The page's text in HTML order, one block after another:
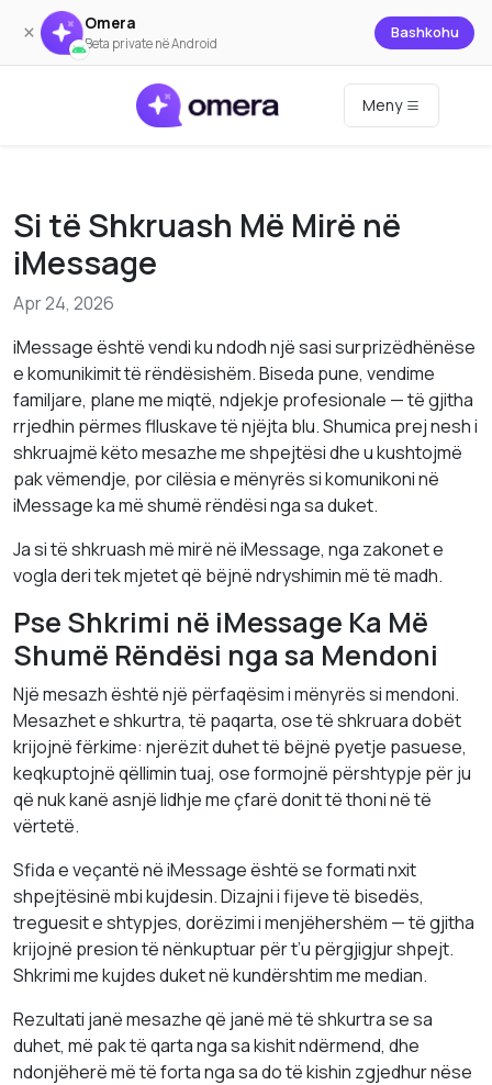
× Omera
Beta private në Android
Bashkohu
Meny
Si të Shkruash Më Mirë në
iMessage
Apr 24, 2026
iMessage është vendi ku ndodh një sasi surprizëdhënëse
e komunikimit të rëndësishëm. Biseda pune, vendime
familjare, plane me miqtë, ndjekje profesionale — të gjitha
rrjedhin përmes flluskave të njëjta blu. Shumica prej nesh i
shkruajmë këto mesazhe me shpejtësi dhe u kushtojmë
pak vëmendje, por cilësia e mënyrës si komunikoni në
iMessage ka më shumë rëndësi nga sa duket.
Ja si të shkruash më mirë në iMessage, nga zakonet e
vogla deri tek mjetet që bëjnë ndryshimin më të madh.
Pse Shkrimi në iMessage Ka Më
Shumë Rëndësi nga sa Mendoni
Një mesazh është një përfaqësim i mënyrës si mendoni.
Mesazhet e shkurtra, të paqarta, ose të shkruara dobët
krijojnë fërkime: njerëzit duhet të bëjnë pyetje pasuese,
keqkuptojnë qëllimin tuaj, ose formojnë përshtypje për ju
që nuk kanë asnjë lidhje me çfarë donit të thoni në të
vërtetë.
Sfida e veçantë në iMessage është se formati nxit
shpejtësinë mbi kujdesin. Dizajni i fijeve të bisedës,
treguesit e shtypjes, dorëzimi i menjëhershëm — të gjitha
krijojnë presion të nënkuptuar për t’u përgjigjur shpejt.
Shkrimi me kujdes duket në kundërshtim me median.
Rezultati janë mesazhe që janë më të shkurtra se sa
duhet, më pak të qarta nga sa kishit ndërmend, dhe
ndonjëherë më të forta nga sa do të kishin zgjedhur nëse